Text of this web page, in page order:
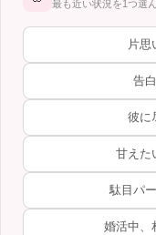
最も近い状況を1つ選
片思
告
彼に
甘えた
駄目パ
婚活中、